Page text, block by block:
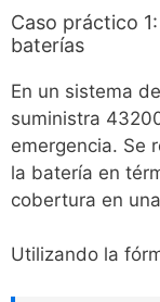
Caso práctico
baterías
En un sistema
suministra
emergencia. Se
la batería en
cobertura en
Utilizando la